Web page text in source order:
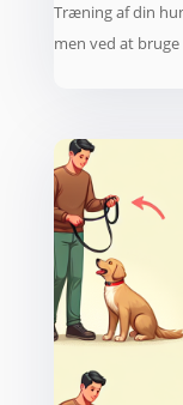
Træning af din
men ved at